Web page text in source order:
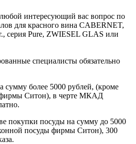
интересующий вас вопрос по
для красного вина CABERNET,
серия Pure, ZWIESEL GLAS или
специалисты обязательно
сумму более 5000 рублей, (кроме
Ситон), в черте МКАД
покупки посуды на сумму до 5000
посуды фирмы Ситон), 300